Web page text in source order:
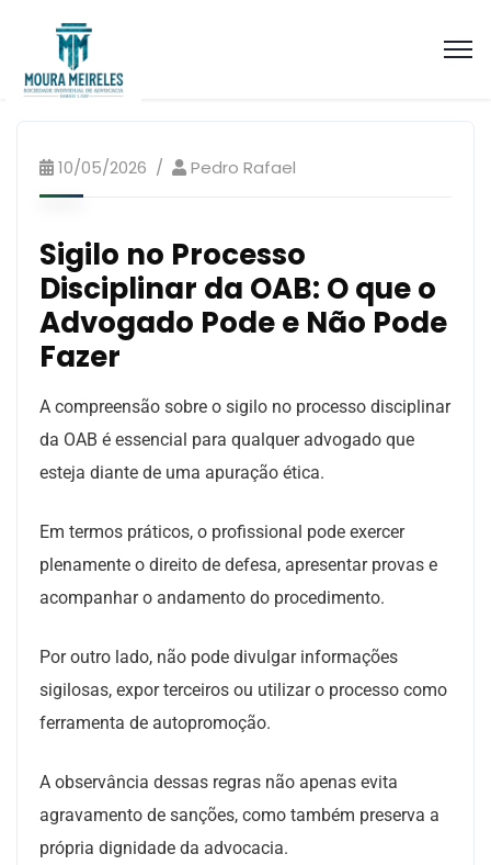
10/05/2026 Pedro Rafael
Sigilo no Processo
Disciplinar da OAB: O que o
Advogado Pode e Não Pode
Fazer
A compreensão sobre o sigilo no processo disciplinar
da OAB é essencial para qualquer advogado que
esteja diante de uma apuração ética.
Em termos práticos, o profissional pode exercer
plenamente o direito de defesa, apresentar provas e
acompanhar o andamento do procedimento.
Por outro lado, não pode divulgar informações
sigilosas, expor terceiros ou utilizar o processo como
ferramenta de autopromoção.
A observância dessas regras não apenas evita
agravamento de sanções, como também preserva a
própria dignidade da advocacia.